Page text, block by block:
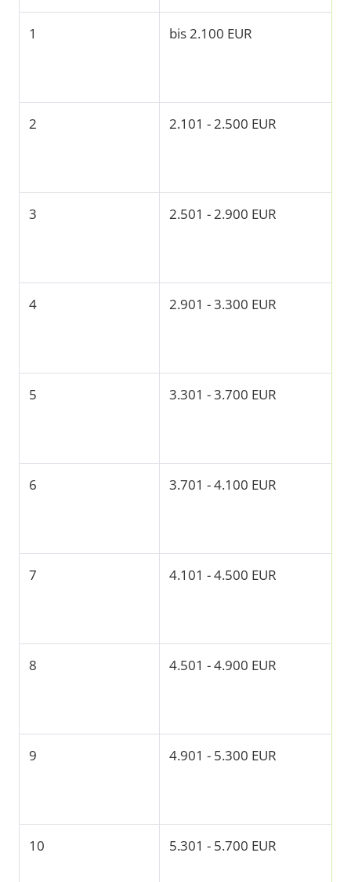
1 bis 2.100 EUR
2 2.101 - 2.500 EUR
3 2.501 - 2.900 EUR
4 2.901 - 3.300 EUR
5 3.301 - 3.700 EUR
6 3.701 - 4.100 EUR
7 4.101 - 4.500 EUR
8 4.501 - 4.900 EUR
9 4.901 - 5.300 EUR
10 5.301 - 5.700 EUR